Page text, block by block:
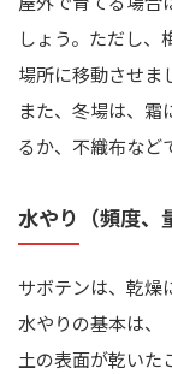
しょう。ただし、
場所に移動させま
また、冬場は、霜
るか、不織布など
水やり（頻度、
サボテンは、乾燥
水やりの基本は、
土の表面が乾いた